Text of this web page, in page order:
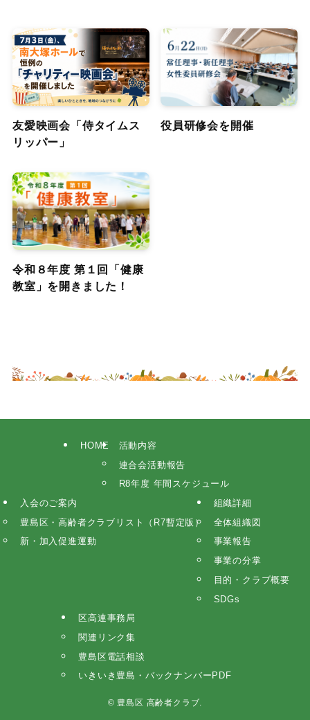
友愛映画会「侍タイムス
リッパー」
役員研修会を開催
令和８年度 第１回「健康
教室」を開きました！
HOME
活動内容
連合会活動報告
R8年度 年間スケジュール
入会のご案内
豊島区・高齢者クラブリスト（R7暫定版）
新・加入促進運動
組織詳細
全体組織図
事業報告
事業の分掌
目的・クラブ概要
SDGs
区高連事務局
関連リンク集
豊島区電話相談
いきいき豊島・バックナンバーPDF
© 豊島区 高齢者クラブ.